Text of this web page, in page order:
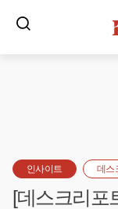
인사이트 데스
[데스크리포